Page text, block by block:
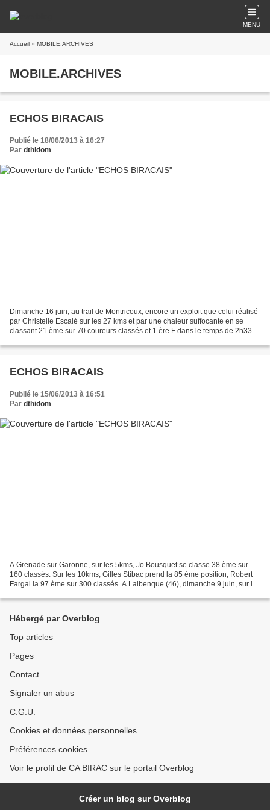
MENU
Accueil » MOBILE.ARCHIVES
MOBILE.ARCHIVES
ECHOS BIRACAIS
Publié le 18/06/2013 à 16:27
Par dthidom
Dimanche 16 juin, au trail de Montricoux, encore un exploit que celui réalisé
par Christelle Escalé sur les 27 kms et par une chaleur suffocante en se
classant 21 ème sur 70 coureurs classés et 1 ère F dans le temps de 2h33.
ECHOS BIRACAIS
Publié le 15/06/2013 à 16:51
Par dthidom
A Grenade sur Garonne, sur les 5kms, Jo Bousquet se classe 38 ème sur
160 classés. Sur les 10kms, Gilles Stibac prend la 85 ème position, Robert
Fargal la 97 ème sur 300 classés. A Lalbenque (46), dimanche 9 juin, sur les
Hébergé par Overblog
Top articles
Pages
Contact
Signaler un abus
C.G.U.
Cookies et données personnelles
Préférences cookies
Voir le profil de CA BIRAC sur le portail Overblog
Créer un blog sur Overblog